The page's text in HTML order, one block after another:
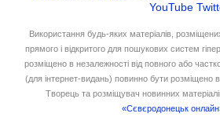
YouTube
Використання будь-яких матеріалів,
прямого і відкритого для пошукових систем
розміщено в незалежності від повного або
(для інтернет-видань) повинно бути розміщено
Творець та розміщувач новинних
«Сєвєродонецьк